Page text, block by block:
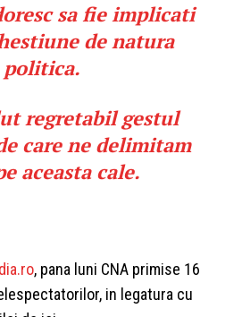
sa fie implicati
de natura
politica.
regretabil gestul
care ne delimitam
aceasta cale.
, pana luni CNA primise 16
in legatura cu